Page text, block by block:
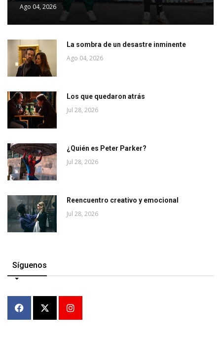
Ago 04, 2026
La sombra de un desastre inminente
Ago 04, 2026
Los que quedaron atrás
Jul 28, 2026
¿Quién es Peter Parker?
Jul 28, 2026
Reencuentro creativo y emocional
Jul 28, 2026
Síguenos